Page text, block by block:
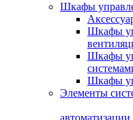
Шкафы
Шкафы
Шкафы
Шкафы
Элементы
автоматизации